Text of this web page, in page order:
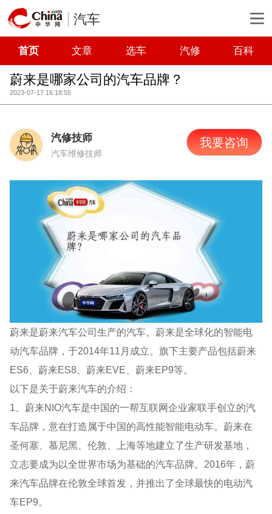
汽车
首页 文章 选车 汽修 百科
蔚来是哪家公司的汽车品牌？
2023-07-17 16:18:55
汽修技师
汽车维修技师
我要咨询
蔚来是蔚来汽车公司生产的汽车。蔚来是全球化的智能电
动汽车品牌，于2014年11月成立。旗下主要产品包括蔚来
ES6、蔚来ES8、蔚来EVE、蔚来EP9等。
以下是关于蔚来汽车的介绍：
1、蔚来NIO汽车是中国的一帮互联网企业家联手创立的汽
车品牌，意在打造属于中国的高性能智能电动车。蔚来在
圣何塞、慕尼黑、伦敦、上海等地建立了生产研发基地，
立志要成为以全世界市场为基础的汽车品牌。2016年，蔚
来汽车品牌在伦敦全球首发，并推出了全球最快的电动汽
车EP9。